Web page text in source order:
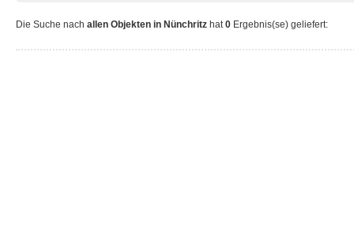
Die Suche nach allen Objekten in Nünchritz hat0 Ergebnis(se) geliefert: